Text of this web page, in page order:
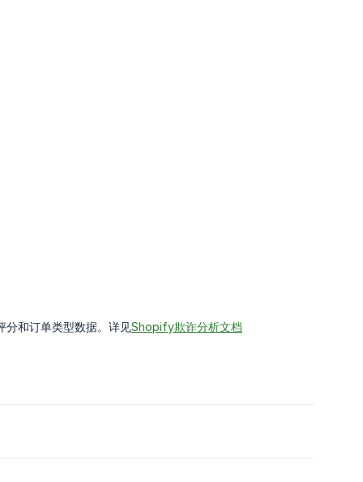
和订单类型数据。详见Shopify欺诈分析文档